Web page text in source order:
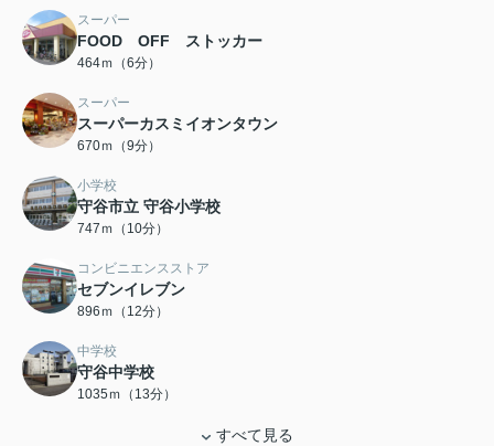
スーパー
FOOD OFF ストッカー
464ｍ（6分）
スーパー
スーパーカスミイオンタウン
670ｍ（9分）
小学校
守谷市立 守谷小学校
747ｍ（10分）
コンビニエンスストア
セブンイレブン
896ｍ（12分）
中学校
守谷中学校
1035ｍ（13分）
すべて見る